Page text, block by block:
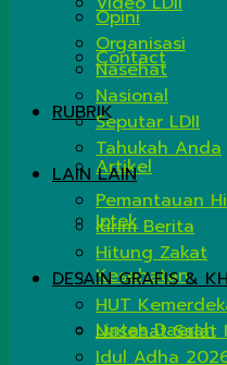
Contact
RUBRIK
Artikel
Iptek
Kesehatan
Lintas Daerah
Opini
Organisasi
Nasehat
Nasional
Seputar LDII
Tahukah Anda
LAIN LAIN
Pemantauan
Kirim Berita
Hitung Zakat
DESAIN GRAFIS &
HUT
Nasehat Salat
Idul Adha